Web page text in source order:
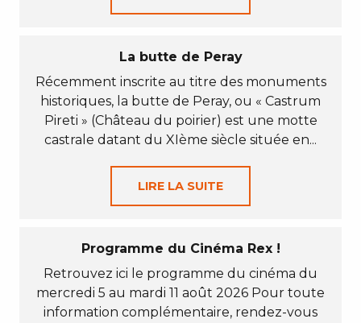
La butte de Peray
Récemment inscrite au titre des monuments
historiques, la butte de Peray, ou « Castrum
Pireti » (Château du poirier) est une motte
castrale datant du XIème siècle située en...
LIRE LA SUITE
Programme du Cinéma Rex !
Retrouvez ici le programme du cinéma du
mercredi 5 au mardi 11 août 2026 Pour toute
information complémentaire, rendez-vous